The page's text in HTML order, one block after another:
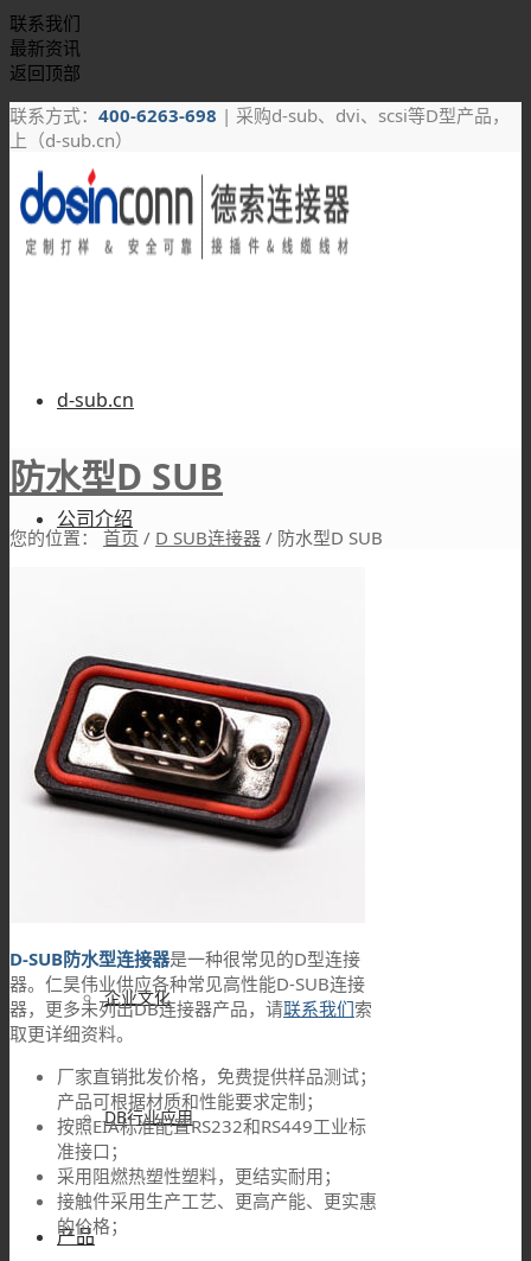
联系我们
最新资讯
返回顶部
联系方式： 400-6263-698 | 采购d-sub、dvi、scsi等D型产品，
上（d-sub.cn）
d-sub.cn
公司介绍
品牌故事
企业文化
DB行业应用
产品
防水型D SUB
您的位置： 首页 / D SUB连接器 / 防水型D SUB
D-SUB防水型连接器是一种很常见的D型连接
器。仁昊伟业供应各种常见高性能D-SUB连接
器，更多未列出DB连接器产品，请联系我们索
取更详细资料。
厂家直销批发价格，免费提供样品测试；
产品可根据材质和性能要求定制；
按照EIA标准配置RS232和RS449工业标
准接口；
采用阻燃热塑性塑料，更结实耐用；
接触件采用生产工艺、更高产能、更实惠
的价格；